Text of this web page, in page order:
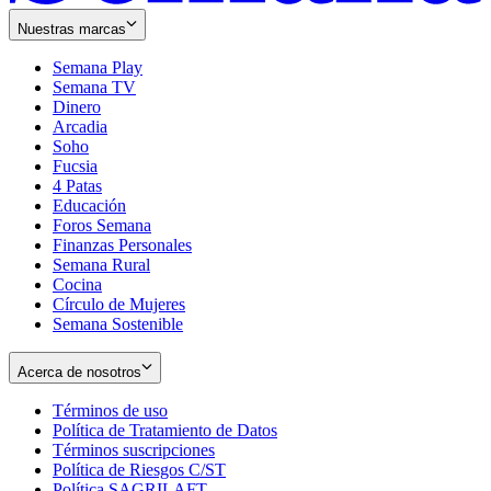
Nuestras marcas
Semana Play
Semana TV
Dinero
Arcadia
Soho
in
new
window
Fucsia
in
new
window
4 Patas
Educación
Foros Semana
Finanzas Personales
Semana Rural
Cocina
Círculo de Mujeres
Semana Sostenible
Acerca de nosotros
Términos de uso
in
new
window
Política de Tratamiento de Datos
Términos suscripciones
in
Política de Riesgos C/ST